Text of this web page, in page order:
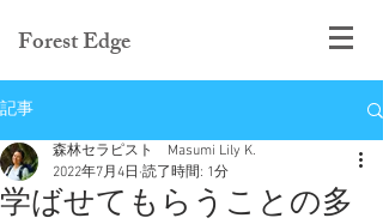
Forest Edge
記事
学ばせてもらうことの多
森林セラピスト Masumi Lily K.
2022年7月4日 読了時間: 1分